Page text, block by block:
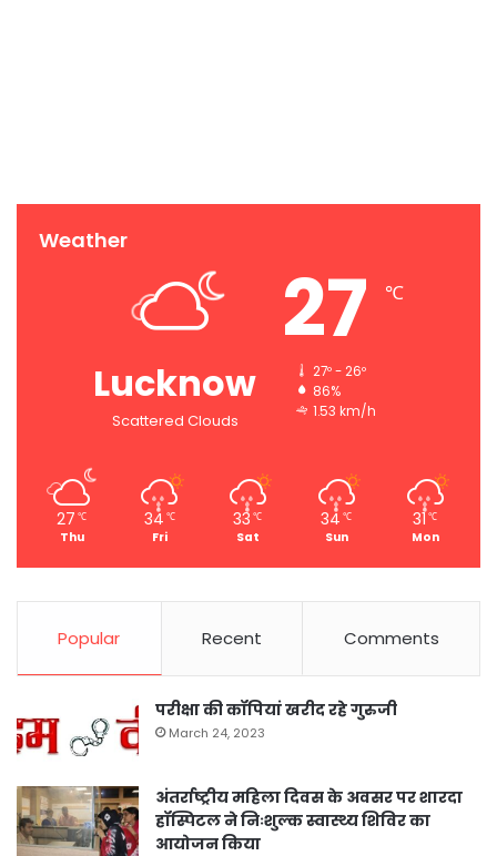
Weather
Lucknow
Scattered Clouds
27 ℃
27º - 26º
86%
1.53 km/h
27 ℃
Thu
34 ℃
Fri
33 ℃
Sat
34 ℃
Sun
31℃
Mon
Popular Recent Comments
परीक्षा की कॉपियां खरीद रहे गुरुजी
March 24, 2023
अंतर्राष्ट्रीय महिला दिवस के अवसर पर शारदा
हॉस्पिटल ने निःशुल्क स्वास्थ्य शिविर का
आयोजन किया